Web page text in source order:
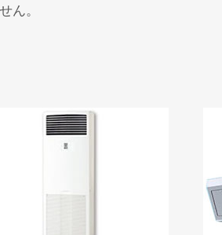
ん。